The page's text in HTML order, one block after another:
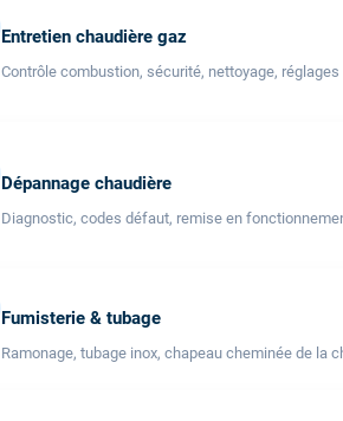
Entretien chaudière gaz
Contrôle combustion, sécurité, nettoyage, réglages
Dépannage chaudière
Diagnostic, codes défaut, remise en
Fumisterie & tubage
Ramonage, tubage inox, chapeau cheminée de la